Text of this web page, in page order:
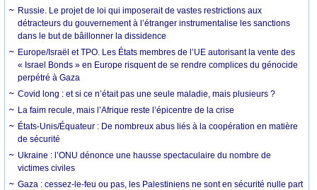
Russie. Le projet de loi qui imposerait de vastes restrictions aux
détracteurs du gouvernement à l’étranger instrumentalise les sanctions
dans le but de bâillonner la dissidence
Europe/Israël et TPO. Les États membres de l’UE autorisant la vente des
« Israel Bonds » en Europe risquent de se rendre complices du génocide
perpétré à Gaza
Covid long : et si ce n’était pas une seule maladie, mais plusieurs ?
La faim recule, mais l’Afrique reste l’épicentre de la crise
États-Unis/Équateur : De nombreux abus liés à la coopération en matière
de sécurité
Ukraine : l’ONU dénonce une hausse spectaculaire du nombre de
victimes civiles
Gaza : cessez-le-feu ou pas, les Palestiniens ne sont en sécurité nulle part